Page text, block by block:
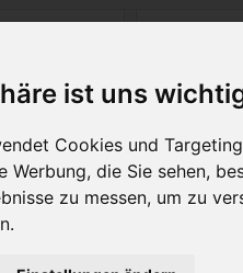
ist uns
Cookies und
Werbung, die Sie sehen,
zu messen, um zu
verkaufen
Software Engineering -
der